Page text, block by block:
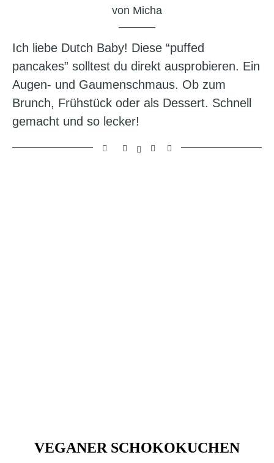
von Micha
Ich liebe Dutch Baby! Diese “puffed
pancakes” solltest du direkt ausprobieren. Ein
Augen- und Gaumenschmaus. Ob zum
Brunch, Frühstück oder als Dessert. Schnell
gemacht und so lecker!
VEGANER SCHOKOKUCHEN